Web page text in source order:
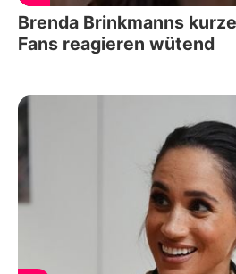
Brenda Brinkmanns
Fans reagieren wütend